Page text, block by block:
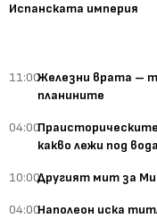
Испанската империя
11:00Железни врата –
планините
04:00
какво лежи под
10:00Другият мит за
04:00Наполеон иска